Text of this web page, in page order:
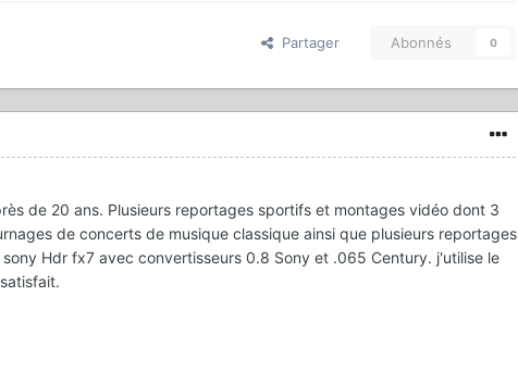
Partager Abonnés 0
de 20 ans. Plusieurs reportages sportifs et montages vidéo dont 3
de concerts de musique classique ainsi que plusieurs reportages
Hdr fx7 avec convertisseurs 0.8 Sony et .065 Century. j'utilise le